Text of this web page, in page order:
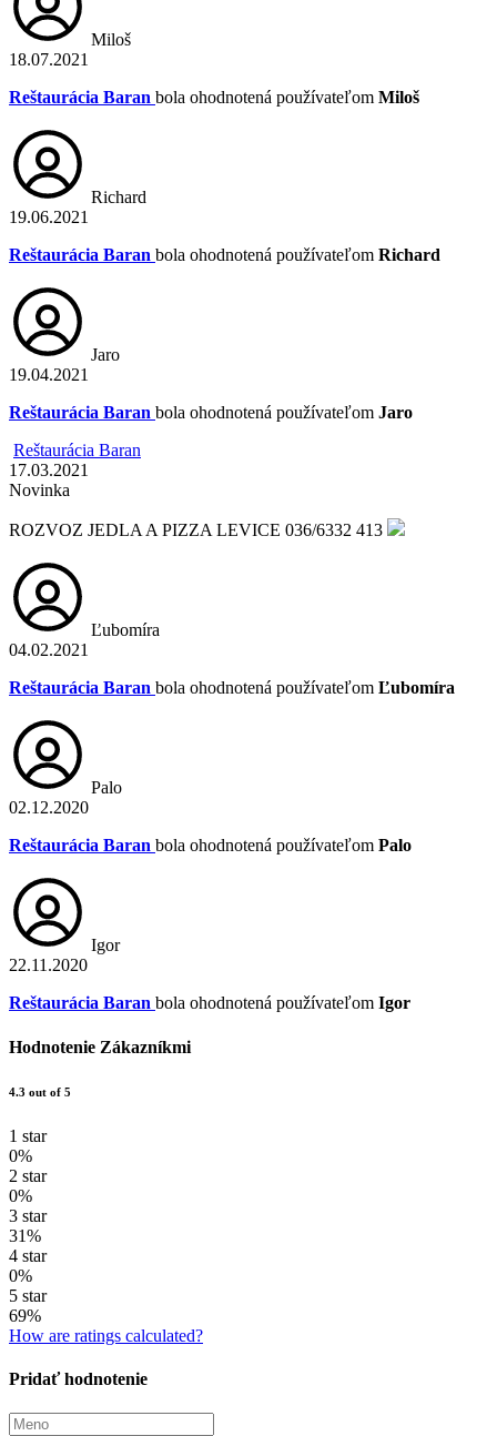
Miloš
18.07.2021
Reštaurácia Baran bola ohodnotená používateľom Miloš
Richard
19.06.2021
Reštaurácia Baran bola ohodnotená používateľom Richard
Jaro
19.04.2021
Reštaurácia Baran bola ohodnotená používateľom Jaro
Reštaurácia Baran
17.03.2021
Novinka
ROZVOZ JEDLA A PIZZA LEVICE 036/6332 413
Ľubomíra
04.02.2021
Reštaurácia Baran bola ohodnotená používateľom Ľubomíra
Palo
02.12.2020
Reštaurácia Baran bola ohodnotená používateľom Palo
Igor
22.11.2020
Reštaurácia Baran bola ohodnotená používateľom Igor
Hodnotenie Zákazníkmi
4.3 out of 5
1 star
0%
2 star
0%
3 star
31%
4 star
0%
5 star
69%
How are ratings calculated?
Pridať hodnotenie